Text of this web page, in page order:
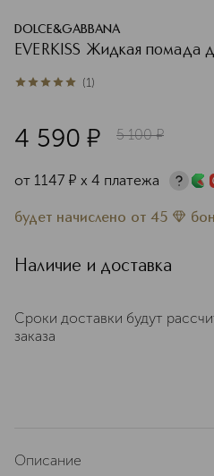
DOLCE&GABBANA
EVERKISS Жидкая помада
5из 51 (1)
4 590 ¤ 5 100 ¤
от 1147 ¤ х 4 платежа
будет начислено от 45
Наличие и доставка
Сроки доставки будут
заказа
Описание